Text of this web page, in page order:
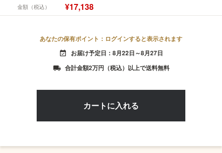
金額（税込） ¥17,138
あなたの保有ポイント：ログインすると表示されます
event_available お届け予定日：8月22日～8月27日
local_shipping 合計金額2万円（税込）以上で送料無料